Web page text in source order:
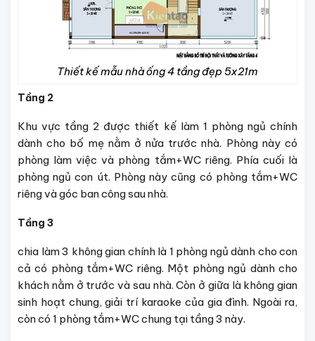
Thiết kế mẫu nhà ống 4 tầng đẹp 5x21m
Tầng 2
Khu vực tầng 2 được thiết kế làm 1 phòng ngủ chính
dành cho bố mẹ nằm ở nửa trước nhà. Phòng này có
phòng làm việc và phòng tắm+WC riêng. Phía cuối là
phòng ngủ con út. Phòng này cũng có phòng tắm+WC
riêng và góc ban công sau nhà.
Tầng 3
chia làm 3 không gian chính là 1 phòng ngủ dành cho con
cả có phòng tắm+WC riêng. Một phòng ngủ dành cho
khách nằm ở trước và sau nhà. Còn ở giữa là không gian
sinh hoạt chung, giải trí karaoke của gia đình. Ngoài ra,
còn có 1 phòng tắm+WC chung tại tầng 3 này.